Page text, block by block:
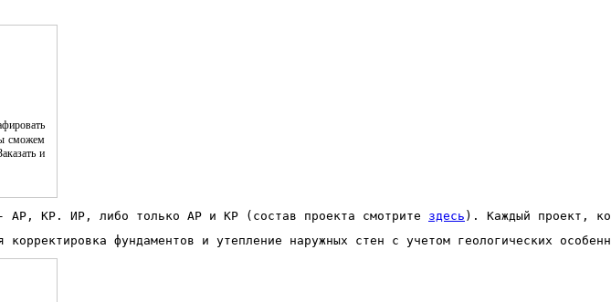
сможем
и
- АР, КР. ИР, либо только АР и КР (состав проекта смотрите здесь ). Каждый проект,
фундаментов и утепление наружных стен с учетом геологических